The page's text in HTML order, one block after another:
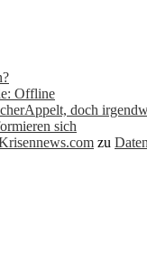
Offline
doch
sich
zu